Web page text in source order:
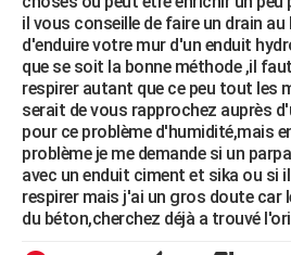
il vous conseille de faire un drain
d'enduire votre mur d'un enduit
que se soit la bonne méthode ,il
respirer autant que ce peu tout les
serait de vous rapprochez auprès
pour ce problème d'humidité,mais
problème je me demande si un
avec un enduit ciment et sika ou si
respirer mais j'ai un gros doute car
du béton,cherchez déjà a trouvé